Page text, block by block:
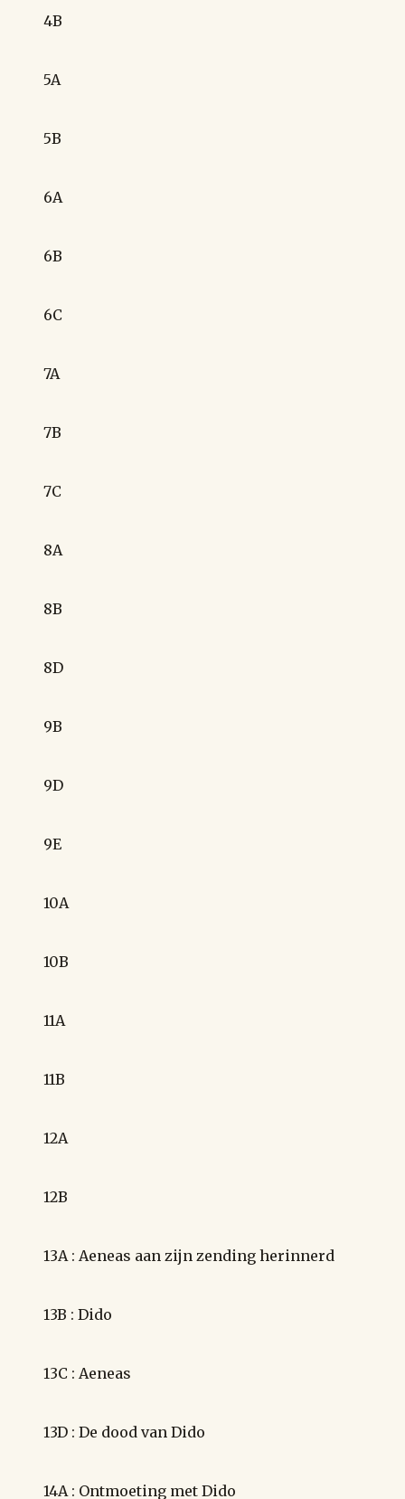
4B
5A
5B
6A
6B
6C
7A
7B
7C
8A
8B
8D
9B
9D
9E
10A
10B
11A
11B
12A
12B
13A : Aeneas aan zijn zending herinnerd
13B : Dido
13C : Aeneas
13D : De dood van Dido
14A : Ontmoeting met Dido